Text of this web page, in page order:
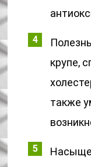
крупе,
также